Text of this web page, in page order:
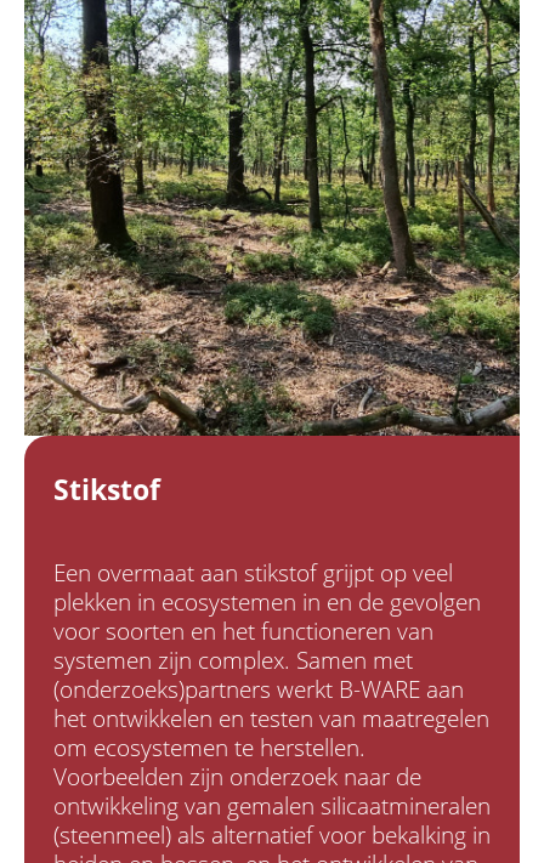
Medewerkers
Laboratorium
Veld- en laboratoriumexperimenten
Veldwerkzaamheden
Stikstof
Een overmaat aan stikstof grijpt op veel
plekken in ecosystemen in en de gevolgen
voor soorten en het functioneren van
systemen zijn complex. Samen met
(onderzoeks)partners werkt B-WARE aan
het ontwikkelen en testen van maatregelen
om ecosystemen te herstellen.
Voorbeelden zijn onderzoek naar de
ontwikkeling van gemalen silicaatmineralen
(steenmeel) als alternatief voor bekalking in